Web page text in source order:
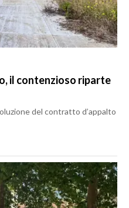
il contenzioso riparte
del contratto d’appalto